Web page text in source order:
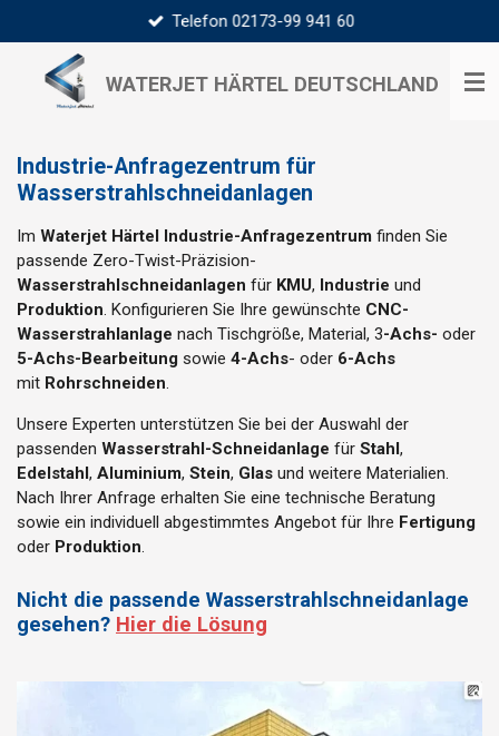
Hauptinhalt
springen
WATERJET HÄRTEL DEUTSCHLAND
Telefon 02173-99 941 60
Industrie-Anfragezentrum für
Wasserstrahlschneidanlagen
Im Waterjet Härtel Industrie-Anfragezentrum finden Sie
passende Zero-Twist-Präzision-
Wasserstrahlschneidanlagen für KMU, Industrie und
Produktion. Konfigurieren Sie Ihre gewünschte CNC-
Wasserstrahlanlage nach Tischgröße, Material, 3-Achs- oder
5-Achs-Bearbeitung sowie 4-Achs- oder 6-Achs
mit Rohrschneiden.
Unsere Experten unterstützen Sie bei der Auswahl der
passenden Wasserstrahl-Schneidanlage für Stahl,
Edelstahl, Aluminium, Stein, Glas und weitere Materialien.
Nach Ihrer Anfrage erhalten Sie eine technische Beratung
sowie ein individuell abgestimmtes Angebot für Ihre Fertigung
oder Produktion.
Nicht die passende Wasserstrahlschneidanlage
gesehen? Hier die Lösung